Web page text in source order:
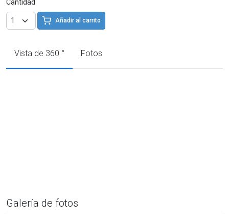
Cantidad
Añadir al carrito
Vista de 360 ° Fotos
Galería de fotos